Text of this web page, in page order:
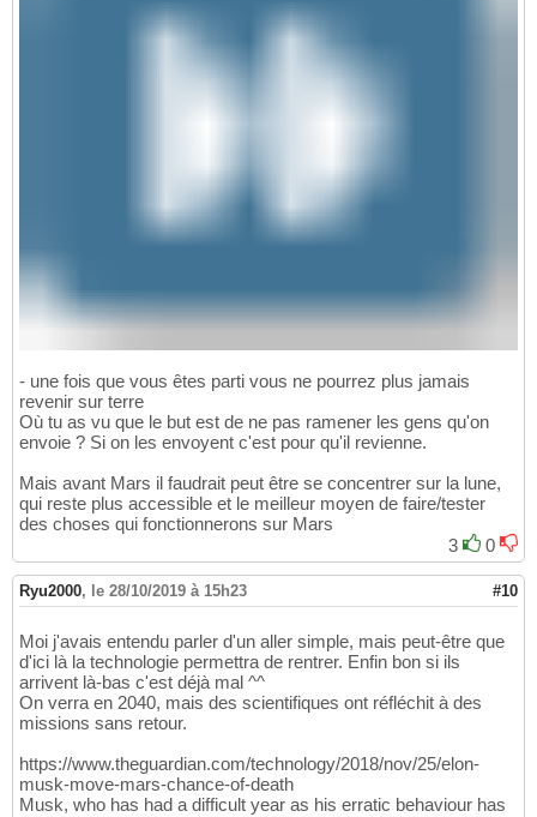
- une fois que vous êtes parti vous ne pourrez plus jamais
revenir sur terre
Où tu as vu que le but est de ne pas ramener les gens qu'on
envoie ? Si on les envoyent c'est pour qu'il revienne.
Mais avant Mars il faudrait peut être se concentrer sur la lune,
qui reste plus accessible et le meilleur moyen de faire/tester
des choses qui fonctionnerons sur Mars
3
0
Ryu2000, le 28/10/2019 à 15h23 #10
Moi j'avais entendu parler d'un aller simple, mais peut-être que
d'ici là la technologie permettra de rentrer. Enfin bon si ils
arrivent là-bas c'est déjà mal ^^
On verra en 2040, mais des scientifiques ont réfléchit à des
missions sans retour.
https://www.theguardian.com/technology/2018/nov/25/elon-
musk-move-mars-chance-of-death
Musk, who has had a difficult year as his erratic behaviour has